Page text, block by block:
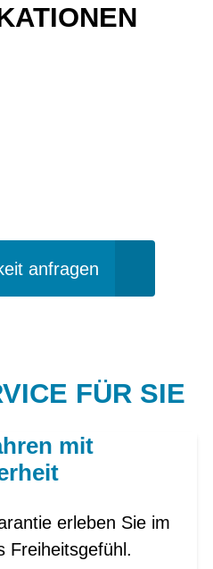
anfragen
FÜR SIE
mit
erleben Sie im
Freiheitsgefühl.